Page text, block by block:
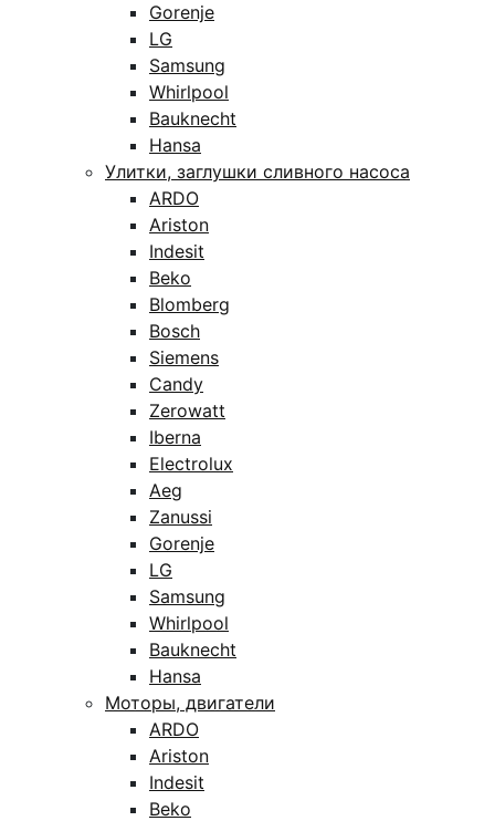
Gorenje
LG
Samsung
Whirlpool
Bauknecht
Hansa
Улитки, заглушки сливного насоса
ARDO
Ariston
Indesit
Beko
Blomberg
Bosch
Siemens
Candy
Zerowatt
Iberna
Electrolux
Aeg
Zanussi
Gorenje
LG
Samsung
Whirlpool
Bauknecht
Hansa
Моторы, двигатели
ARDO
Ariston
Indesit
Beko